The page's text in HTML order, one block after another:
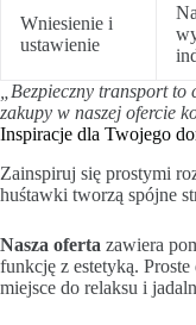
Wniesienie i
ustawienie
„Bezpieczny transport
zakupy w naszej ofercie
Inspiracje dla Twojego
Zainspiruj się prostymi
huśtawki tworzą spójne
Nasza oferta zawiera
funkcję z estetyką.
miejsce do relaksu i